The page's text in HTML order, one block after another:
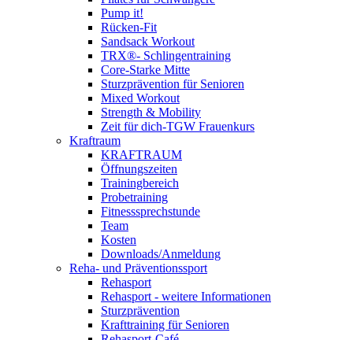
Pump it!
Rücken-Fit
Sandsack Workout
TRX®- Schlingentraining
Core-Starke Mitte
Sturzprävention für Senioren
Mixed Workout
Strength & Mobility
Zeit für dich-TGW Frauenkurs
Kraftraum
KRAFTRAUM
Öffnungszeiten
Trainingbereich
Probetraining
Fitnesssprechstunde
Team
Kosten
Downloads/Anmeldung
Reha- und Präventionssport
Rehasport
Rehasport - weitere Informationen
Sturzprävention
Krafttraining für Senioren